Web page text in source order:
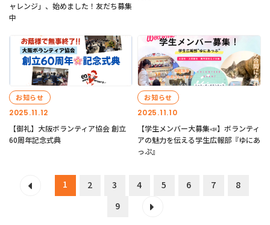
ャレンジ」、始めました！友だち募集
中
2025.11.12
お知らせ
【御礼】大阪ボランティア協会 創立
60周年記念式典
2025.11.10
お知らせ
【学生メンバー大募集📣】ボランティ
アの魅力を伝える学生広報部『ゆにあ
っぷ』
1 2 3 4 5 6 7
8
9